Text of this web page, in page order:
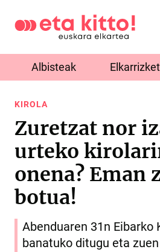
Albisteak
KIROLA
Zuretzat nor
urteko
onena? Eman
botua!
Abenduaren 31n Eibarko
banatuko ditugu eta